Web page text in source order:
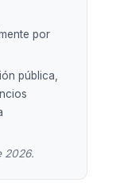
por
pública,
2026.